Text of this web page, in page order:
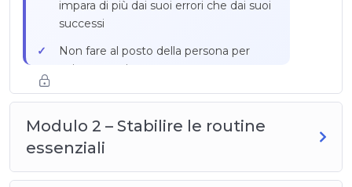
l’apprendimento progressivo del
impara di più dai suoi errori che dai suoi
successi
Non fare al posto della persona per
evitare errori
Creare un ambiente in cui la persona ha
giudicata o infantilizzata
identificare l’errore senza giudizio,
Modulo 2 – Stabilire le routine
essenziali